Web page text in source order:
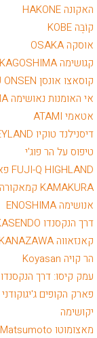
האקונה HAKONE
קוֹבֶּה KOBE
אוסקה OSAKA
קגושימה KAGOSHIMA
קוסאצו אונסן KUSATSU ONSEN
אי האומנות נאושימה NAOSHIMA
אטאמי ATAMI
דיסנילנד טוקיו TOKYO DISNEYLAND
טיפוס על הר פוג'י
FUJI-Q HIGHLAND פארק השעשועים פוג'י-קיו
KAMAKURA קמאקורה
אנושימה ENOSHIMA
דרך הנקסנדו NAKASENDO
קאנזאווה KANAZAWA
הר קויה Koyasan
עמק קיסו: דרך הנקסנדו
פארק הקופים ג'יגוקודני
יקושימה
מאצומוטו Matsumoto